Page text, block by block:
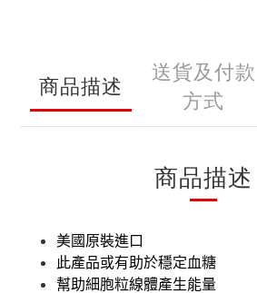
商品描述
送貨及付款
方式
商品描述
美國原裝進口
此產品或有助於穩定血糖
幫助細胞粒線體產生能量